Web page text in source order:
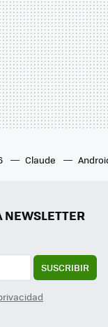
Claude
SUSCRIBIR